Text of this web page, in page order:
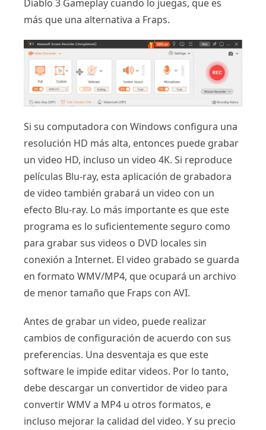
Diablo 3 Gameplay cuando lo juegas, que es
más que una alternativa a Fraps.
Si su computadora con Windows configura una
resolución HD más alta, entonces puede grabar
un video HD, incluso un video 4K. Si reproduce
películas Blu-ray, esta aplicación de grabadora
de video también grabará un video con un
efecto Blu-ray. Lo más importante es que este
programa es lo suficientemente seguro como
para grabar sus videos o DVD locales sin
conexión a Internet. El video grabado se guarda
en formato WMV/MP4, que ocupará un archivo
de menor tamaño que Fraps con AVI.
Antes de grabar un video, puede realizar
cambios de configuración de acuerdo con sus
preferencias. Una desventaja es que este
software le impide editar videos. Por lo tanto,
debe descargar un convertidor de video para
convertir WMV a MP4 u otros formatos, e
incluso mejorar la calidad del video. Y su precio